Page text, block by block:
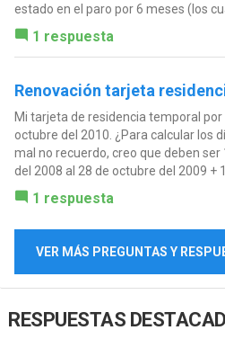
estado en el paro por 6 meses (los
1 respuesta
Renovación tarjeta
Mi tarjeta de residencia temporal
octubre del 2010. ¿Para calcular los
mal no recuerdo, creo que deben
del 2008 al 28 de octubre del 2009 +
1 respuesta
VER MÁS PREGUNTAS Y
RESPUESTAS